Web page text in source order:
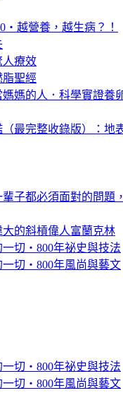
越營養，越生病？！
人療效
聖經
媽的人．科學實證養
最完整收錄版）：地
子都必須面對的問題
的斜槓偉人富蘭克林
一切‧800年祕史與技法
一切‧800年風尚與藝文
一切‧800年祕史與技法
一切‧800年風尚與藝文